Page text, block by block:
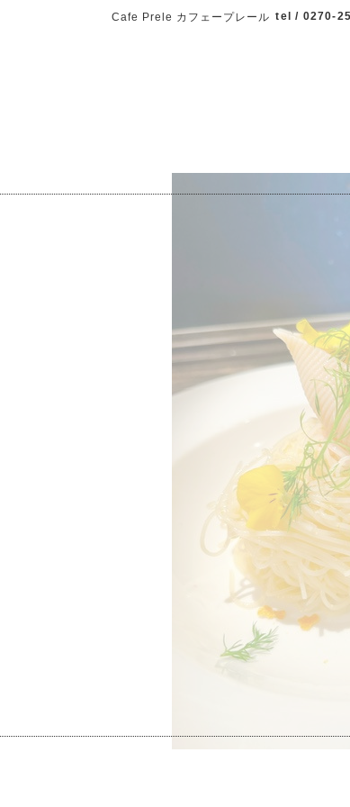
Cafe Prele カフェープレール tel / 0270-